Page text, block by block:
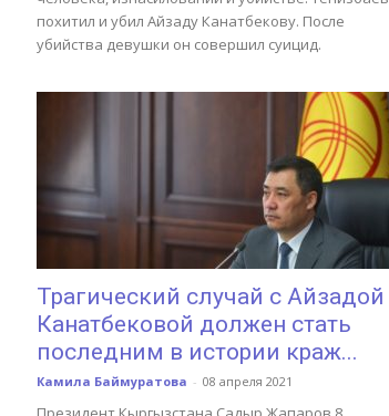
похитил и убил Айзаду Канатбекову. После
убийства девушки он совершил суицид.
Трагический случай с Айзадой
Канатбековой должен стать
последним в истории краж...
Камила Баймуратова - 08 апреля 2021